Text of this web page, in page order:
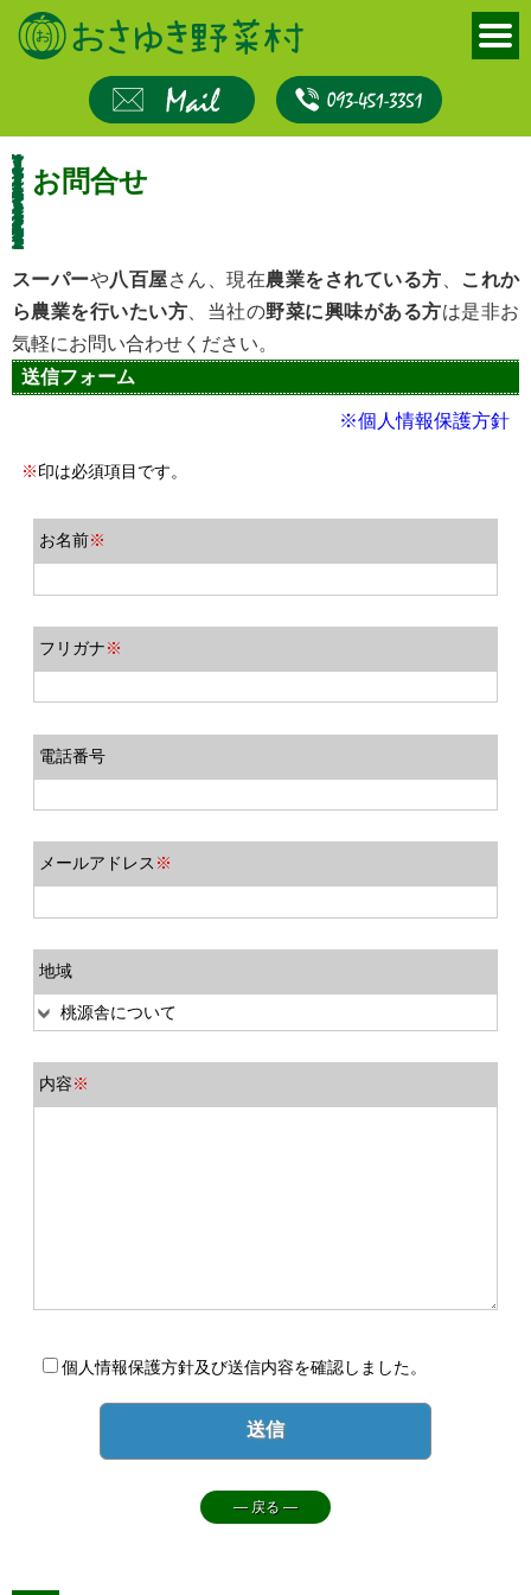
お問合せ
スーパーや八百屋さん、現在農業をされている方
これか
ら農業を行いたい方 、当社の野菜に興味がある方は是非お
気軽にお問い合わせください。
送信フォーム
※個人情報保護方針
※印は必須項目です。
お名前※
フリガナ※
電話番号
メールアドレス ※
地域
内容※
個人情報保護方針及び送信内容を確認しました。
― 戻る ―